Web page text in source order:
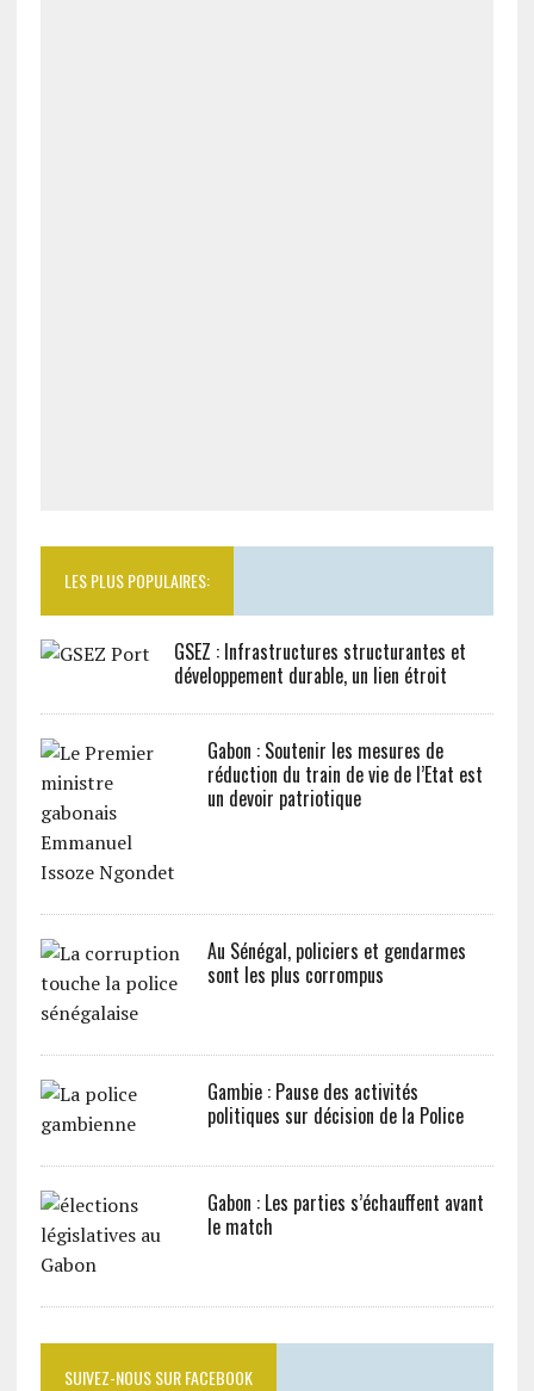
LES PLUS POPULAIRES:
GSEZ : Infrastructures structurantes et
développement durable, un lien étroit
Gabon : Soutenir les mesures de
réduction du train de vie de l’Etat est
un devoir patriotique
Au Sénégal, policiers et gendarmes
sont les plus corrompus
Gambie : Pause des activités
politiques sur décision de la Police
Gabon : Les parties s’échauffent avant
le match
SUIVEZ-NOUS SUR FACEBOOK